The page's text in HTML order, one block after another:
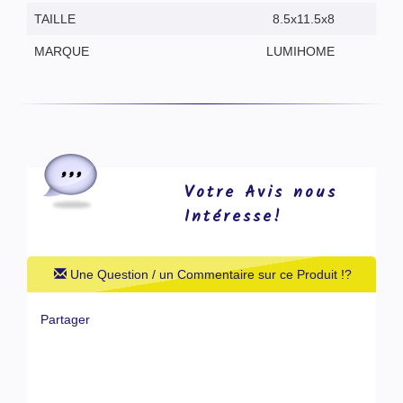
TAILLE 8.5x11.5x8
MARQUE LUMIHOME
Votre Avis nous
Intéresse!
Une Question / un Commentaire sur ce Produit !?
Partager